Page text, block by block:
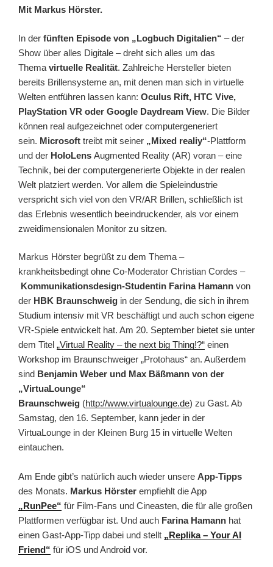
Mit Markus Hörster.
In der fünften Episode von „Logbuch Digitalien“ – der
Show über alles Digitale – dreht sich alles um das
Thema virtuelle Realität. Zahlreiche Hersteller bieten
bereits Brillensysteme an, mit denen man sich in virtuelle
Welten entführen lassen kann: Oculus Rift, HTC Vive,
PlayStation VR oder Google Daydream View. Die Bilder
können real aufgezeichnet oder computergeneriert
sein. Microsoft treibt mit seiner „Mixed realiy“-Plattform
und der HoloLens Augmented Reality (AR) voran – eine
Technik, bei der computergenerierte Objekte in der realen
Welt platziert werden. Vor allem die Spieleindustrie
verspricht sich viel von den VR/AR Brillen, schließlich ist
das Erlebnis wesentlich beeindruckender, als vor einem
zweidimensionalen Monitor zu sitzen.
Markus Hörster begrüßt zu dem Thema –
krankheitsbedingt ohne Co-Moderator Christian Cordes –
Kommunikationsdesign-Studentin Farina Hamann von
der HBK Braunschweig in der Sendung, die sich in ihrem
Studium intensiv mit VR beschäftigt und auch schon eigene
VR-Spiele entwickelt hat. Am 20. September bietet sie unter
dem Titel „Virtual Reality – the next big Thing!?“ einen
Workshop im Braunschweiger „Protohaus“ an. Außerdem
sind Benjamin Weber und Max Bäßmann von der
„VirtuaLounge“
Braunschweig (http://www.virtualounge.de) zu Gast. Ab
Samstag, den 16. September, kann jeder in der
VirtuaLounge in der Kleinen Burg 15 in virtuelle Welten
eintauchen.
Am Ende gibt’s natürlich auch wieder unsere App-Tipps
des Monats. Markus Hörster empfiehlt die App
„RunPee“ für Film-Fans und Cineasten, die für alle großen
Plattformen verfügbar ist. Und auch Farina Hamann hat
einen Gast-App-Tipp dabei und stellt „Replika – Your AI
Friend“ für iOS und Android vor.